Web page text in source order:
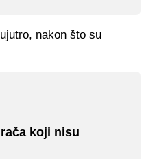
nakon što su
koji nisu